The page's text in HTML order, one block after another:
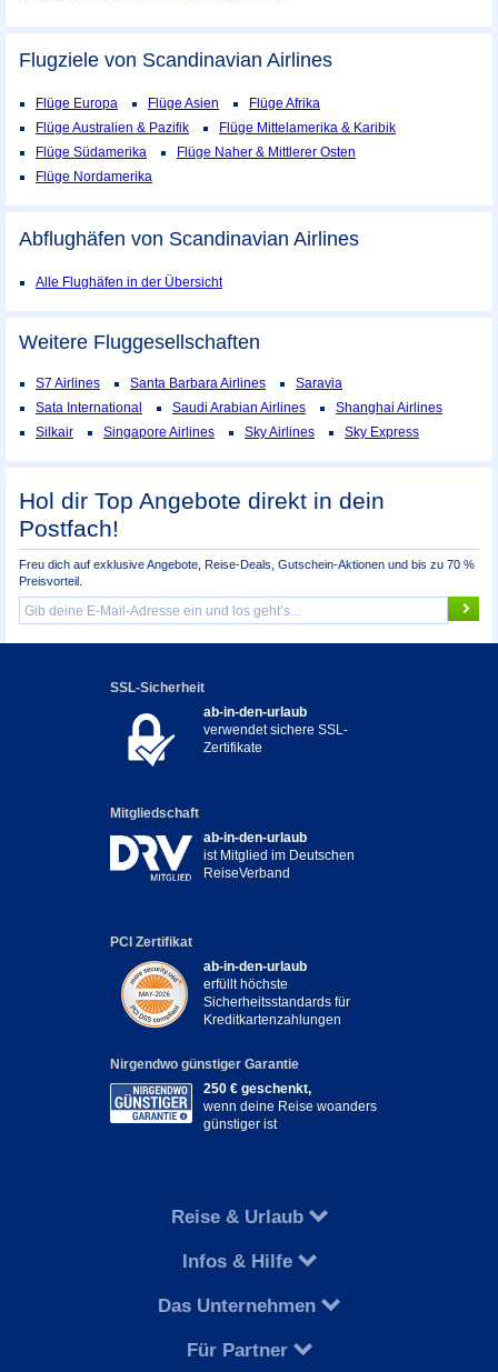
Flugziele von Scandinavian Airlines
Flüge Europa Flüge Asien
Flüge Afrika
Flüge Australien & Pazifik
Flüge Mittelamerika & Karibik
Flüge Südamerika
Flüge Naher & Mittlerer Osten
Flüge Nordamerika
Abflughäfen von Scandinavian Airlines
Alle Flughäfen in der Übersicht
Weitere Fluggesellschaften
S7 Airlines Santa Barbara Airlines
Saravia
Sata International
Saudi Arabian Airlines
Shanghai Airlines
Silkair
Singapore Airlines Sky Airlines Sky Express
Hol dir Top Angebote direkt in dein
Postfach!
Freu dich auf exklusive Angebote, Reise-Deals, Gutschein-Aktionen und bis zu 70 %
Preisvorteil.
SSL-Sicherheit
ab-in-den-urlaub
verwendet sichere SSL-
Zertifikate
Mitgliedschaft
ab-in-den-urlaub
ist Mitglied im Deutschen
ReiseVerband
PCI Zertifikat
ab-in-den-urlaub
erfüllt höchste
Sicherheitsstandards für
Kreditkartenzahlungen
Nirgendwo günstiger Garantie
250 € geschenkt,
wenn deine Reise woanders
günstiger ist
Reise & Urlaub
Infos & Hilfe
Das Unternehmen
Für Partner